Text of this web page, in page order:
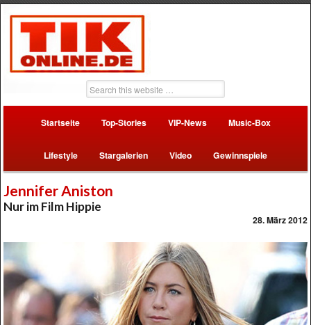
Startseite Top-Stories VIP-News Music-Box
Lifestyle Stargalerien Video Gewinnspiele
Jennifer Aniston
Nur im Film Hippie
28. März 2012